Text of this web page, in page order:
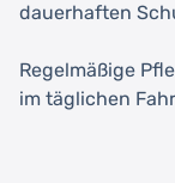
dauerhaften
Regelmäßige
im täglichen